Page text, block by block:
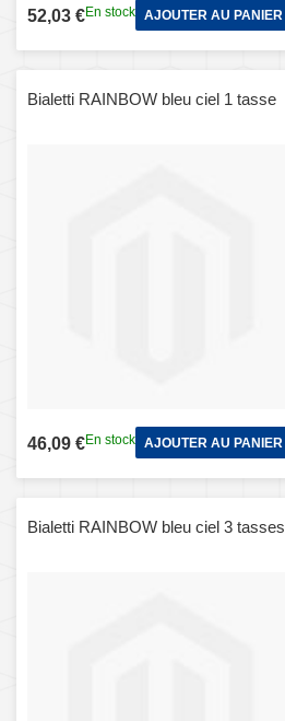
52,03 €En stock AJOUTER AU PANIER
Bialetti RAINBOW bleu ciel 1 tasse
46,09 €En stock AJOUTER AU PANIER
Bialetti RAINBOW bleu ciel 3 tasses